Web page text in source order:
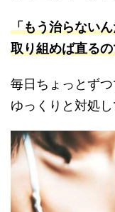
「もう治らない
取り組めば直る
毎日ちょっとず
ゆっくりと対処し